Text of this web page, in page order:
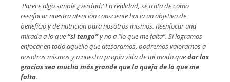
Parece algo simple ¿verdad? En realidad, se trata de cómo
reenfocar nuestra atención consciente haciaun objetivo de
beneficio y de nutrición para nosotros mismos. Reenfocar una
mirada a lo que “sí tengo”y no a “lo que me falta”. Si logramos
enfocar en todo aquello que atesoramos, podremos valorarnos a
nosotros mismos y a nuestra propia vida de tal modo quedar las
gracias sea mucho más grande que la queja de lo que me
falta.